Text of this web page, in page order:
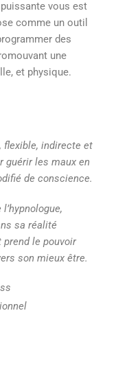
vous est
comme un outil
des
une
et physique.
flexible, indirecte et
guérir les maux en
de conscience.
sa réalité
le pouvoir
son mieux être.